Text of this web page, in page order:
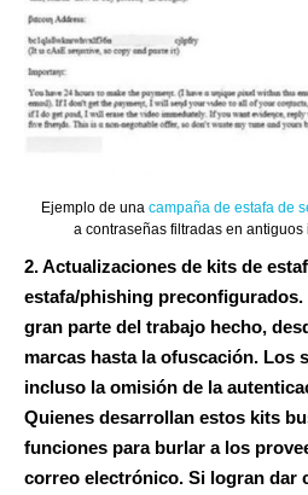
Ejemplo de una campaña de estafa de
a contraseñas filtradas en antiguos
2. Actualizaciones de kits de
estafa/phishing
gran parte del trabajo hecho,
marcas hasta la ofuscación. Los
incluso la omisión de la
Quienes desarrollan estos kits
funciones para burlar a los
correo electrónico. Si logran dar